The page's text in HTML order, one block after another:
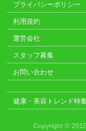
プライバシーポリシー
利用規約
運営会社
スタッフ募集
お問い合わせ
健康・美容トレンド特
Copyright ©